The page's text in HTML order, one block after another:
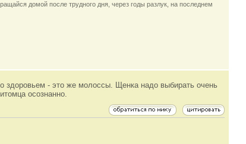
домой после трудного дня, через годы разлук, на последнем
здоровьем - это же молоссы. Щенка надо выбирать очень
осознанно.